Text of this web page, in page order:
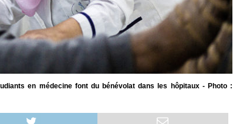
en médecine font du bénévolat dans les hôpitaux - Photo :